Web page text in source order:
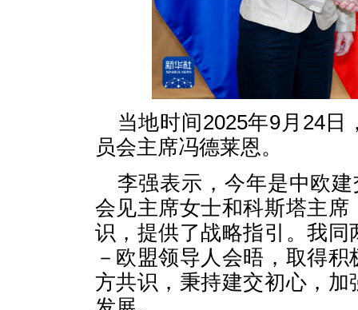
当地时间2025年9月24
员会主席冯德莱恩。
李强表示，今年是中欧
会见主席女士和科斯塔主
识，提供了战略指引。我
－欧盟领导人会晤，取得
方共识，秉持建交初心，